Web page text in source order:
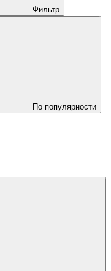
Фильтр
По популярности